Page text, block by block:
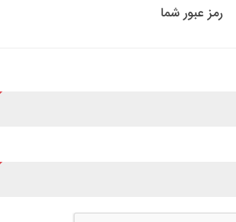
رمز عبور شما